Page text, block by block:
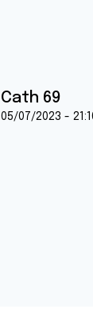
Cath 69
05/07/2023 -